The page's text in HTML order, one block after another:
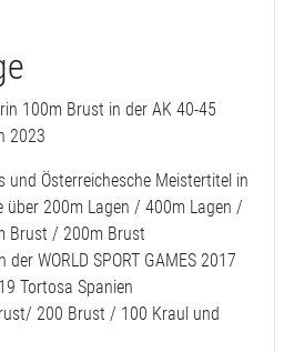
100m Brust in der AK 40-45
2023
und Österreichesche Meistertitel in
über 200m Lagen / 400m Lagen /
Brust / 200m Brust
der WORLD SPORT GAMES 2017
Tortosa Spanien
200 Brust / 100 Kraul und